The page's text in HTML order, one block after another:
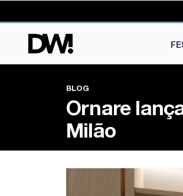
BLOG
Ornare
Milão